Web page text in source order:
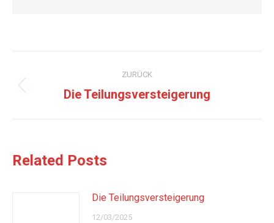
Kommentarnavigation
ZURÜCK
Vorheriger
Die Teilungsversteigerung
Related Posts
Die Teilungsversteigerung
12/03/2025